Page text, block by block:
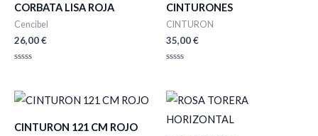
CORBATA LISA ROJA
Cencibel
26,00€
de
5
CINTURONES
CINTURON
35,00€
de
5
CINTURON 121 CM ROJO